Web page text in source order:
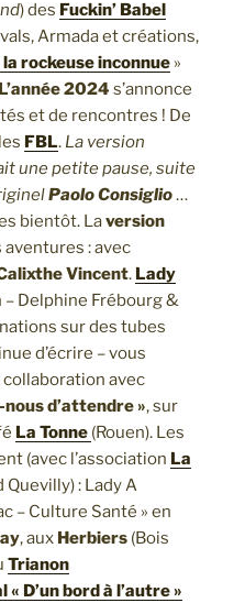
) des Fuckin’ Babel
Armada et créations,
la rockeuse inconnue »
L’année 2024 s’annonce
et de rencontres ! De
FBL. La version
une petite pause, suite
Paolo Consiglio…
bientôt. Laversion
: avec
Vincent. Lady
– Delphine Frébourg &
sur des tubes
d’écrire – vous
avec
d’attendre », sur
La Tonne (Rouen). Les
(avec l’association La
Quevilly) : Lady A
– Culture Santé » en
, aux Herbiers (Bois
Trianon
D’un bord à l’autre »